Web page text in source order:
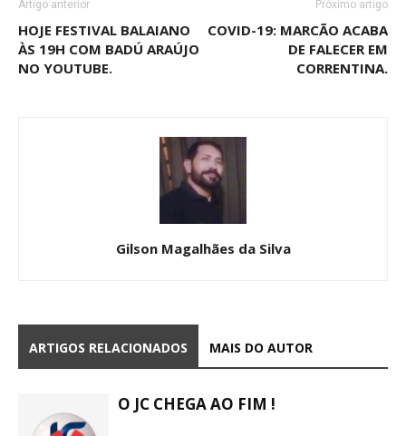
Artigo anterior
HOJE FESTIVAL BALAIANO
ÀS 19H COM BADÚ ARAÚJO
NO YOUTUBE.
Próximo artigo
COVID-19: MARCÃO ACABA
DE FALECER EM
CORRENTINA.
Gilson Magalhães da Silva
ARTIGOS RELACIONADOS MAIS DO AUTOR
O JC CHEGA AO FIM !